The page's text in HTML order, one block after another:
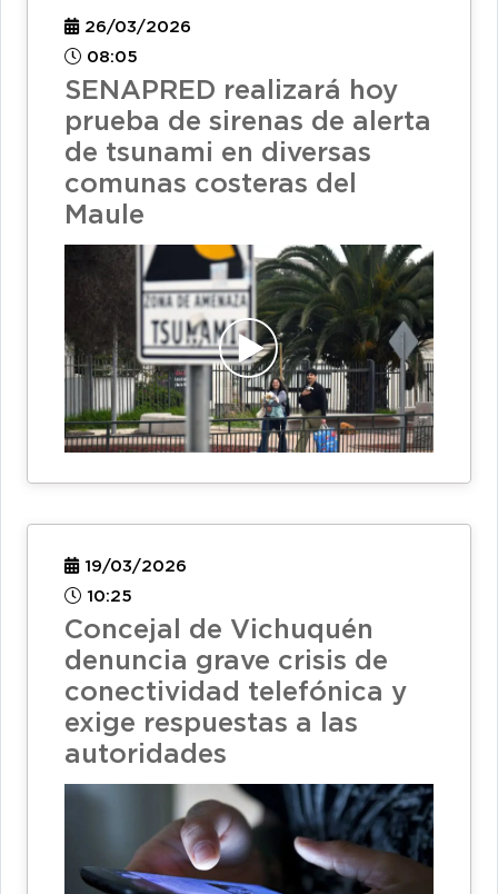
26/03/2026
08:05
SENAPRED realizará hoy
prueba de sirenas de alerta
de tsunami en diversas
comunas costeras del
Maule
19/03/2026
10:25
Concejal de Vichuquén
denuncia grave crisis de
conectividad telefónica y
exige respuestas a las
autoridades